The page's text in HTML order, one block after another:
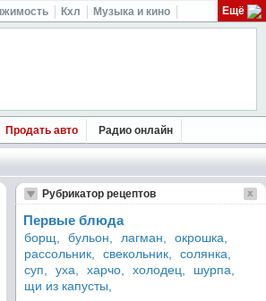
Кхл Музыка и кино Ещё
Продать авто Радио онлайн
Рубрикатор рецептов
Первые блюда
борщ, бульон, лагман,
окрошка,
рассольник,
свекольник,
солянка,
суп,
уха, харчо, холодец,
шурпа,
щи из капусты,